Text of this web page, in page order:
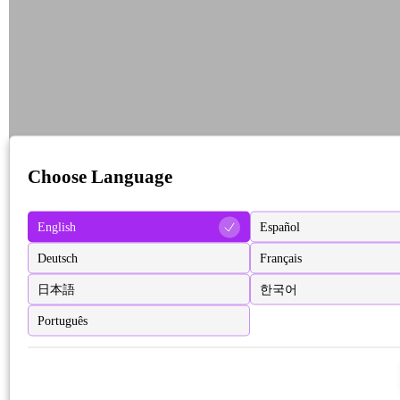
Choose Language
English Español
Deutsch Français
日本語 한국어
Português